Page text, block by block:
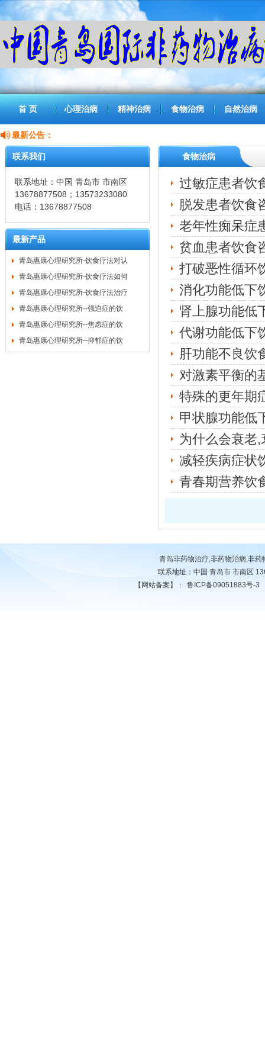
首 页 心理治病 精神治病 食物治病 自然治病
最新公告：
联系我们
联系地址：中国 青岛市 市南区
13678877508；13573233080
电话：13678877508
最新产品
青岛惠康心理研究所-饮食疗法对认
青岛惠康心理研究所-饮食疗法如何
青岛惠康心理研究所-饮食疗法治疗
青岛惠康心理研究所--强迫症的饮
青岛惠康心理研究所--焦虑症的饮
青岛惠康心理研究所--抑郁症的饮
食物治病
过敏症患者饮
脱发患者饮食
老年性痴呆症
贫血患者饮食
打破恶性循环
消化功能低下
肾上腺功能低
代谢功能低下
肝功能不良饮
对激素平衡的
特殊的更年期
甲状腺功能低
为什么会衰老
减轻疾病症状
青春期营养饮
青岛非药物治疗,非药物治病,非
联系地址：中国 青岛市 市南区
【网站备案】：
鲁ICP备09051883号-3